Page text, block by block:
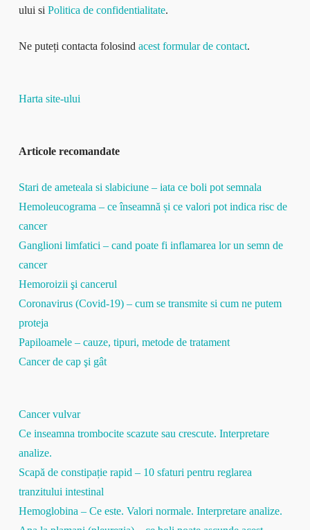
ului si Politica de confidentialitate.
Ne puteți contacta folosind acest formular de contact.
Harta site-ului
Articole recomandate
Stari de ameteala si slabiciune – iata ce boli pot semnala
Hemoleucograma – ce înseamnă și ce valori pot indica risc de
cancer
Ganglioni limfatici – cand poate fi inflamarea lor un semn de
cancer
Hemoroizii şi cancerul
Coronavirus (Covid-19) – cum se transmite si cum ne putem
proteja
Papiloamele – cauze, tipuri, metode de tratament
Cancer de cap şi gât
Cancer vulvar
Ce inseamna trombocite scazute sau crescute. Interpretare
analize.
Scapă de constipație rapid – 10 sfaturi pentru reglarea
tranzitului intestinal
Hemoglobina – Ce este. Valori normale. Interpretare analize.